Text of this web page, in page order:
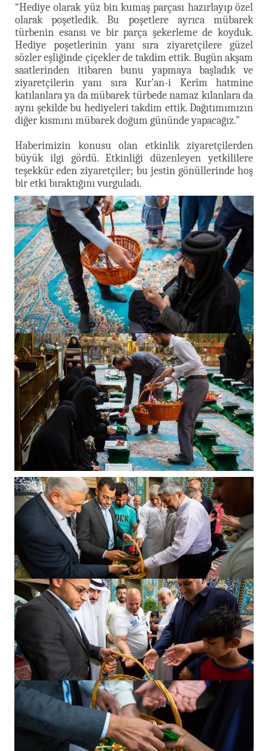
“Hediye olarak yüz bin kumaş parçası hazırlayıp özel
olarak poşetledik. Bu poşetlere ayrıca mübarek
türbenin esansı ve bir parça şekerleme de koyduk.
Hediye poşetlerinin yanı sıra ziyaretçilere güzel
sözler eşliğinde çiçekler de takdim ettik. Bugün akşam
saatlerinden itibaren bunu yapmaya başladık ve
ziyaretçilerin yanı sıra Kur’an-i Kerîm hatmine
katılanlara ya da mübarek türbede namaz kılanlara da
aynı şekilde bu hediyeleri takdim ettik. Dağıtımımızın
diğer kısmını mübarek doğum gününde yapacağız.”
Haberimizin konusu olan etkinlik ziyaretçilerden
büyük ilgi gördü. Etkinliği düzenleyen yetkililere
teşekkür eden ziyaretçiler; bu jestin gönüllerinde hoş
bir etki bıraktığını vurguladı.